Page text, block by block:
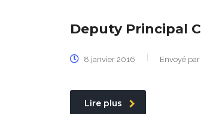
Deputy Principal
8 janvier 2016 Envoyé par
Lire plus